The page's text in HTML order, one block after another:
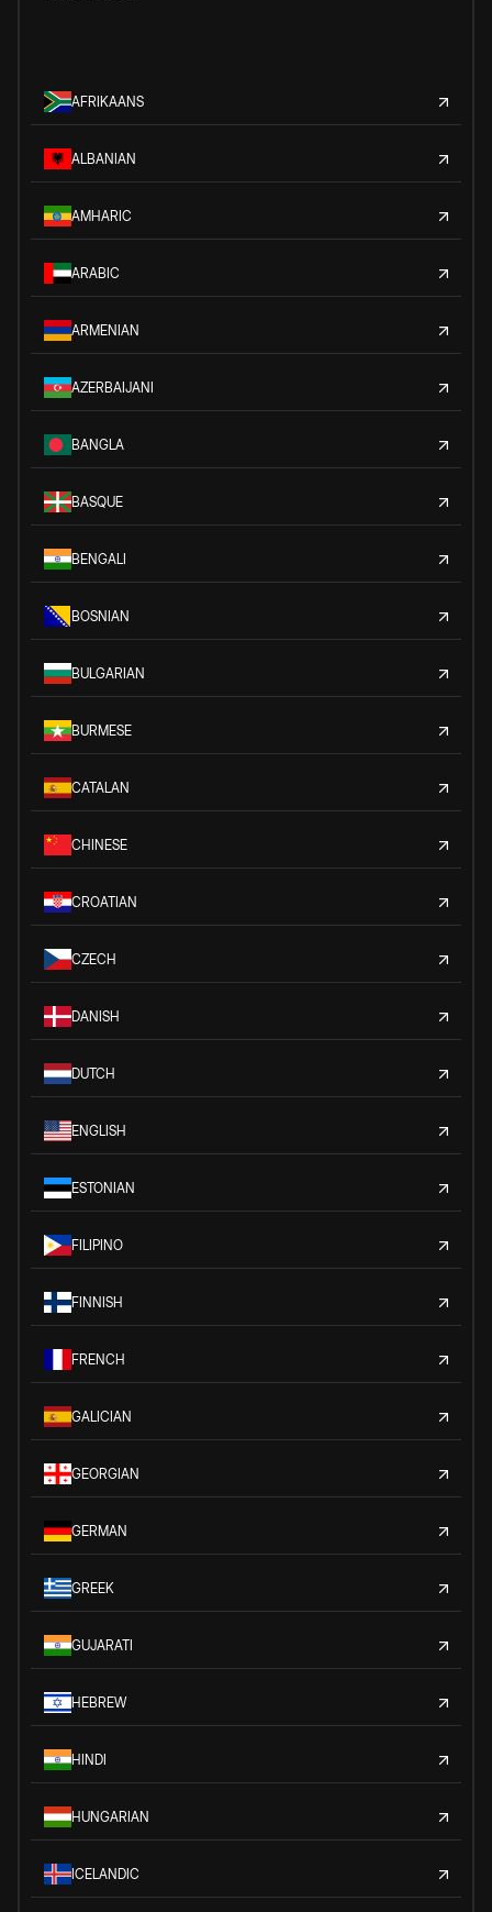
AFRIKAANS
ALBANIAN
AMHARIC
ARABIC
ARMENIAN
AZERBAIJANI
BANGLA
BASQUE
BENGALI
BOSNIAN
BULGARIAN
BURMESE
CATALAN
CHINESE
CROATIAN
CZECH
DANISH
DUTCH
ENGLISH
ESTONIAN
FILIPINO
FINNISH
FRENCH
GALICIAN
GEORGIAN
GERMAN
GREEK
GUJARATI
HEBREW
HINDI
HUNGARIAN
ICELANDIC